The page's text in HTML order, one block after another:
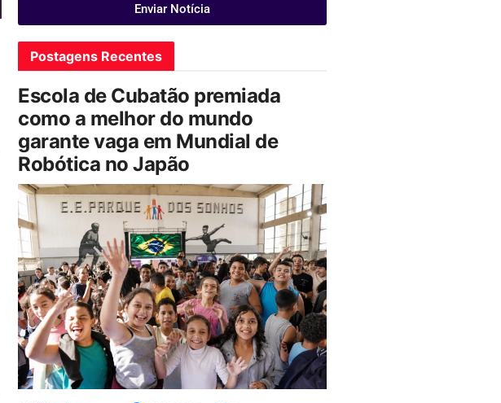
Enviar Notícia
Postagens Recentes
Escola de Cubatão premiada
como a melhor do mundo
garante vaga em Mundial de
Robótica no Japão